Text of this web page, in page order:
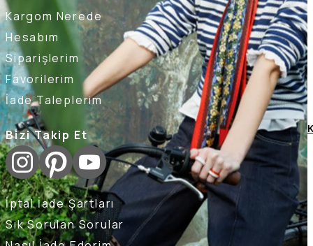
Kargom Nerede
Hesabım
Siparişlerim
Favorilerim
İade Taleplerim
Bizi Takip Et
İptal İade Şartları
Sık Sorulan Sorular